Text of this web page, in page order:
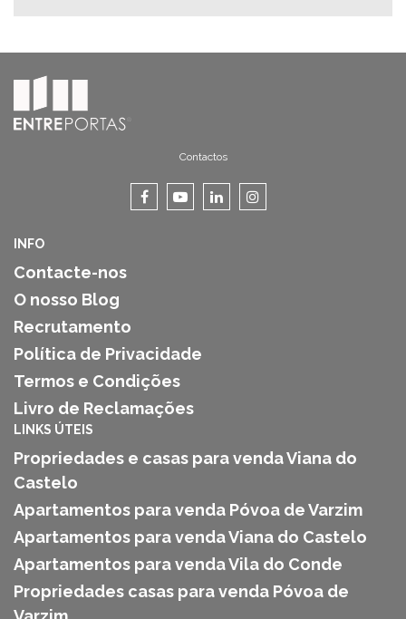
Contactos
INFO
Contacte-nos
O nosso Blog
Recrutamento
Política de Privacidade
Termos e Condições
Livro de Reclamações
LINKS ÚTEIS
Propriedades e casas para venda Viana do
Castelo
Apartamentos para venda Póvoa de Varzim
Apartamentos para venda Viana do Castelo
Apartamentos para venda Vila do Conde
Propriedades casas para venda Póvoa de